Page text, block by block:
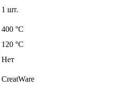
1 шт.
400 °С
120 °С
Нет
CreatWare